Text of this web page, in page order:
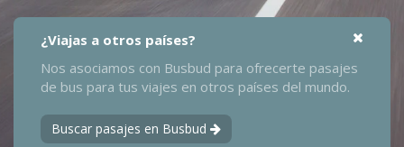
¿Viajas a otros países?
Nos asociamos con Busbud para ofrecerte pasajes
de bus para tus viajes en otros países del mundo.
Buscar pasajes en Busbud